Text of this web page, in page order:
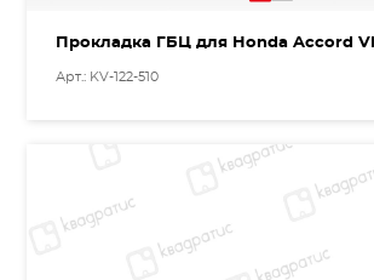
Прокладка ГБЦ для Honda Accord VII
Арт.: KV-122-510